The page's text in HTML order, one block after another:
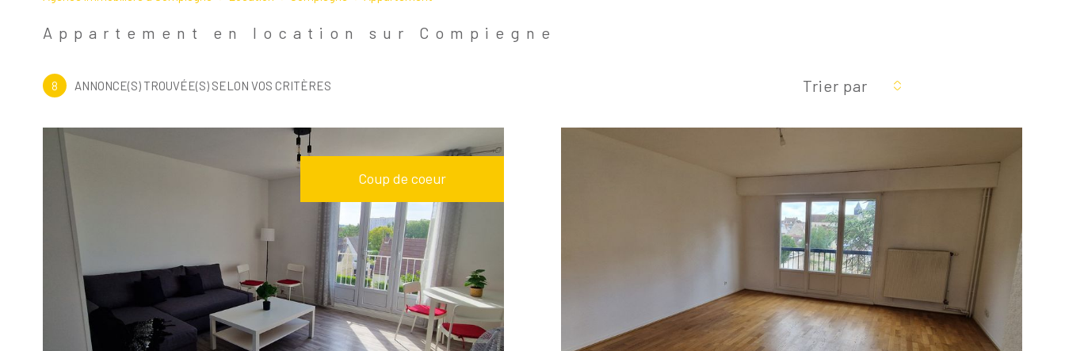
Appartement en location sur Compiegne
8 ANNONCE(S) TROUVÉE(S) SELON VOS CRITÈRES Trier par
Coup de coeur
Voir le
bien
Voir le
bien